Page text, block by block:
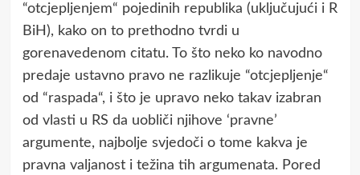
“otcjepljenjem“ pojedinih republika (uključujući i R
BiH), kako on to prethodno tvrdi u
gorenavedenom citatu. To što neko ko navodno
predaje ustavno pravo ne razlikuje “otcjepljenje“
od “raspada“, i što je upravo neko takav izabran
od vlasti u RS da uobliči njihove ‘pravne’
argumente, najbolje svjedoči o tome kakva je
pravna valjanost i težina tih argumenata. Pored